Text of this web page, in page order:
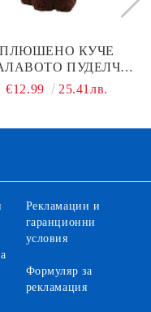
ПЛЮШЕНО КУЧЕ
ПУДЕЛЧЕ
AURORA CP001C
€12.99 25.41лв.
Рекламации и
гаранционни
условия
Формуляр за
рекламация